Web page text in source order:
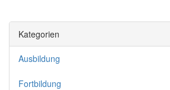
Kategorien
Ausbildung
Fortbildung